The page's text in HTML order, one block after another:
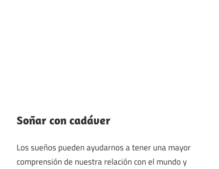
Soñar con cadáver
Los sueños pueden ayudarnos a tener una mayor
comprensión de nuestra relación con el mundo y